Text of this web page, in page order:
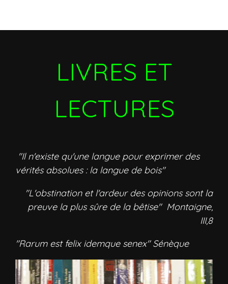
LIVRES ET
LECTURES
"Il n'existe qu'une langue pour exprimer des
vérités absolues : la langue de bois"
"L'obstination et l'ardeur des opinions sont la
preuve la plus sûre de la bêtise" Montaigne,
III,8
"Rarum est felix idemque senex" Sénèque